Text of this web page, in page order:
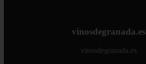
vinosdegranada.es
vinosdegranada.es